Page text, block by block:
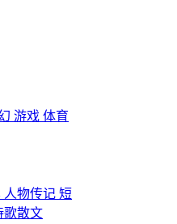
游戏 体育
人物传记 短
歌散文